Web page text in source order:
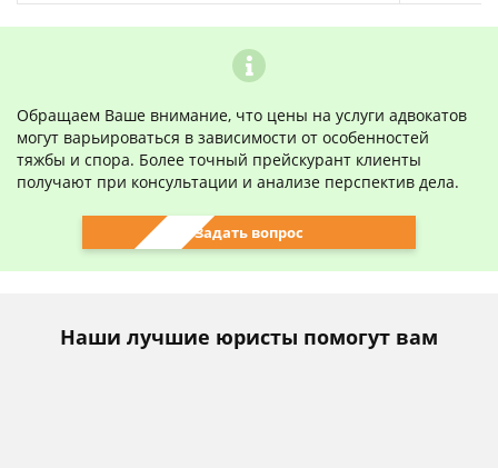
Обращаем Ваше внимание, что цены на услуги адвокатов
могут варьироваться в зависимости от особенностей
тяжбы и спора. Более точный прейскурант клиенты
получают при консультации и анализе перспектив дела.
Задать вопрос
Наши лучшие юристы помогут вам